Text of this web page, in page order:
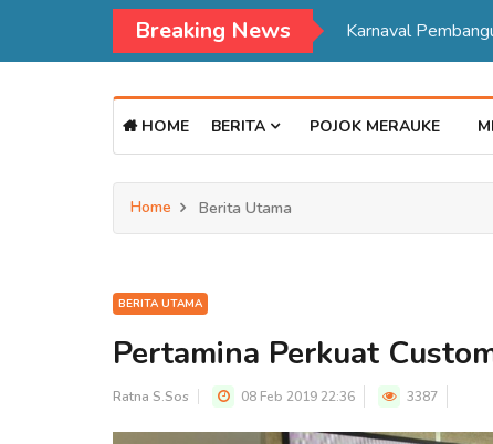
Breaking News
HOME BERITA POJOK MERAUKE
Home Berita Utama
BERITA UTAMA
Pertamina Perkuat
Ratna S.Sos 08 Feb 2019 22:36 3387